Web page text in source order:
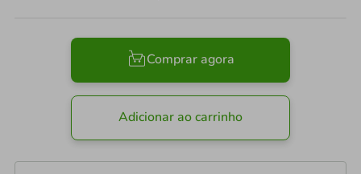
Comprar agora
Adicionar ao carrinho